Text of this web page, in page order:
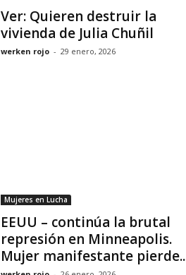
Ver: Quieren destruir la
vivienda de Julia Chuñil
werken rojo - 29 enero, 2026
Mujeres en Lucha
EEUU – continúa la brutal
represión en Minneapolis.
Mujer manifestante